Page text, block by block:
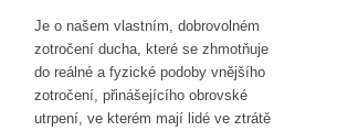
Je o našem vlastním, dobrovolném
zotročení ducha, které se zhmotňuje
do reálné a fyzické podoby vnějšího
zotročení, přinášejícího obrovské
utrpení, ve kterém mají lidé ve ztrátě